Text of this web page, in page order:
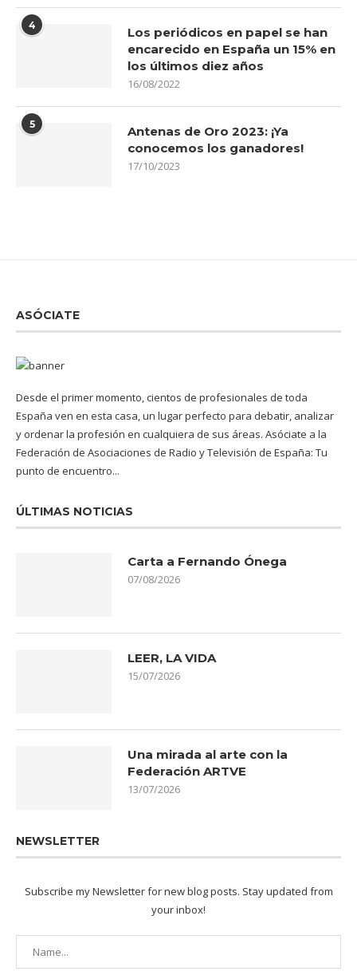
4
Los periódicos en papel se han
encarecido en España un 15% en
los últimos diez años
16/08/2022
5
Antenas de Oro 2023: ¡Ya
conocemos los ganadores!
17/10/2023
ASÓCIATE
Desde el primer momento, cientos de profesionales de toda
España ven en esta casa, un lugar perfecto para debatir, analizar
y ordenar la profesión en cualquiera de sus áreas. Asóciate a la
Federación de Asociaciones de Radio y Televisión de España: Tu
punto de encuentro...
ÚLTIMAS NOTICIAS
Carta a Fernando Ónega
07/08/2026
LEER, LA VIDA
15/07/2026
Una mirada al arte con la
Federación ARTVE
13/07/2026
NEWSLETTER
Subscribe my Newsletter for new blog posts. Stay updated from
your inbox!